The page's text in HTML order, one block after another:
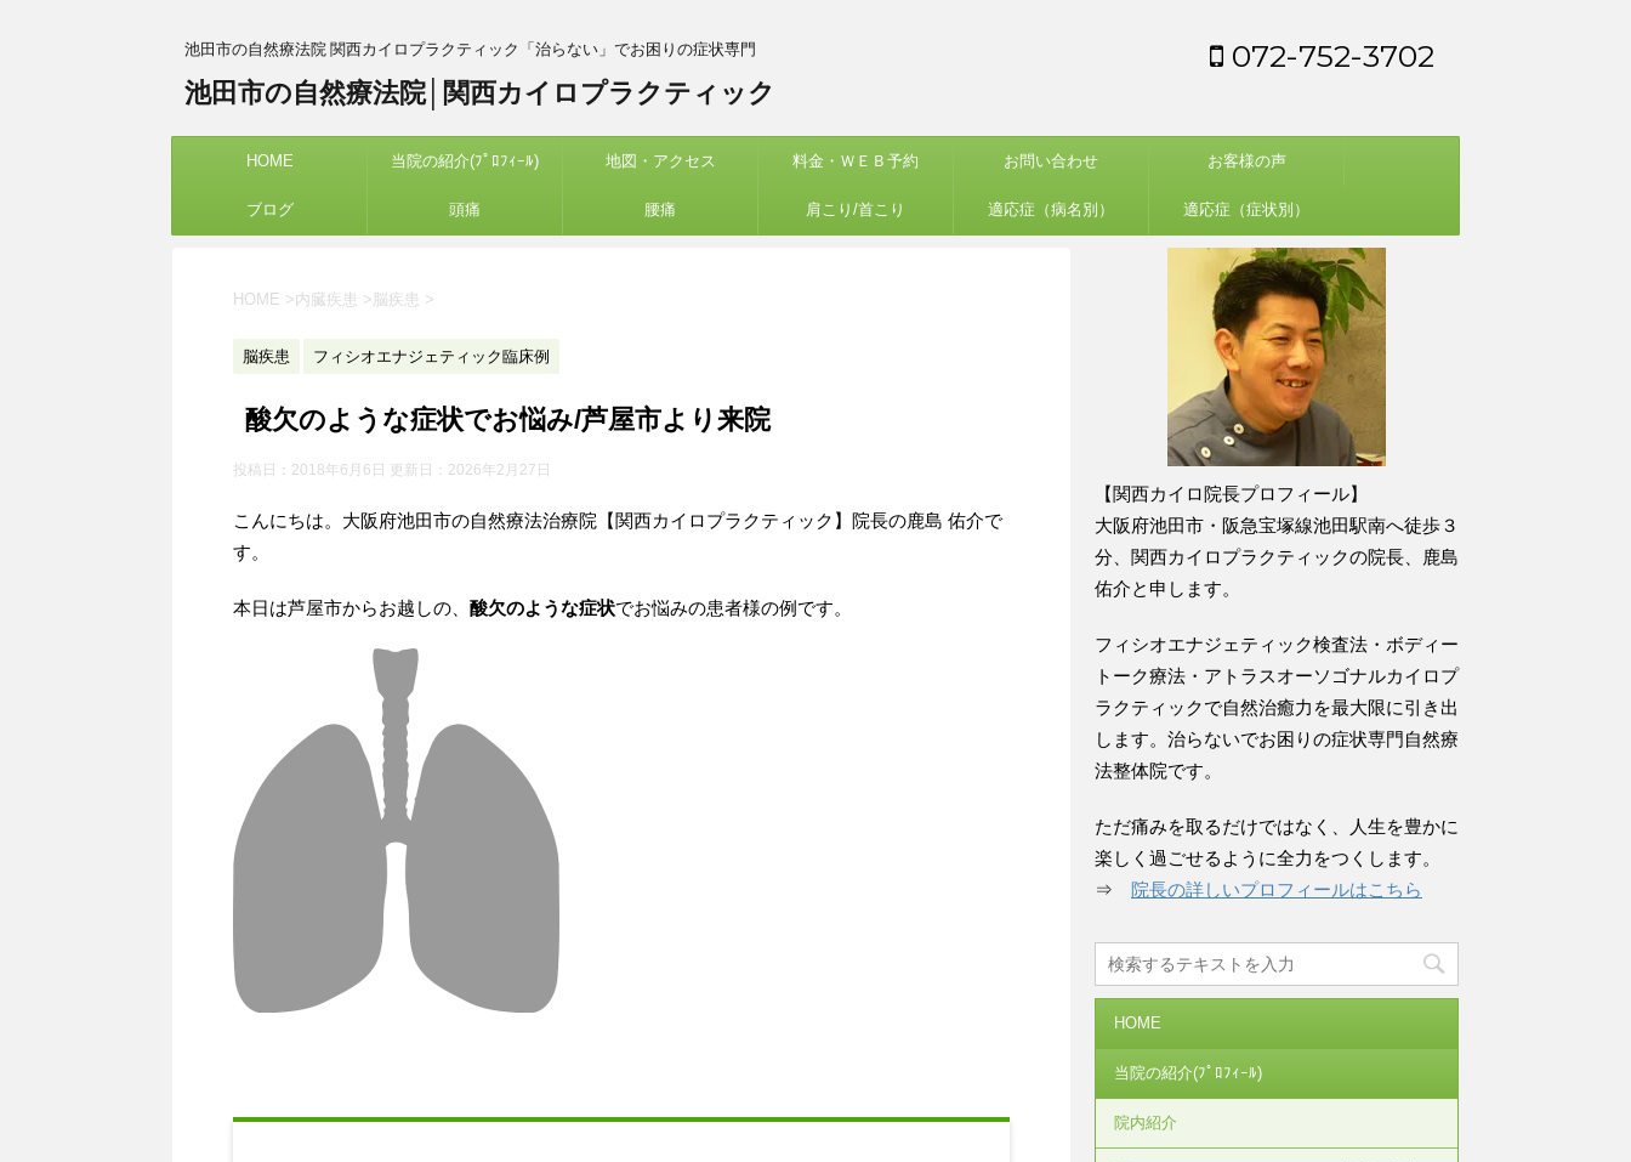
池田市の自然療法院 関西カイロプラクティック「治らない」でお困りの症状専門
池田市の自然療法院│関西カイロプラクティック
072-752-3702
HOME 当院の紹介(ﾌﾟﾛﾌｨｰﾙ) 地図・アクセス 料金・ＷＥＢ予約 お問い合わせ お客様の声
ブログ 頭痛 腰痛 肩こり/首こり 適応症（病名別） 適応症（症状別）
HOME >内臓疾患 > 脳疾患 >
脳疾患 フィシオエナジェティック臨床例
酸欠のような症状でお悩み/芦屋市より来院
投稿日：2018年6月6日 更新日： 2026年2月27日
こんにちは。大阪府池田市の自然療法治療院【関西カイロプラクティック】院長の鹿島 佑介で
す。
本日は芦屋市からお越しの、 酸欠のような症状でお悩みの患者様の例です。
【関西カイロ院長プロフィール】
大阪府池田市・阪急宝塚線池田駅南へ徒歩３
分、関西カイロプラクティックの院長、鹿島
佑介と申します。
フィシオエナジェティック検査法・ボディー
トーク療法・アトラスオーソゴナルカイロプ
ラクティックで自然治癒力を最大限に引き出
します。治らないでお困りの症状専門自然療
法整体院です。
ただ痛みを取るだけではなく、人生を豊かに
楽しく過ごせるように全力をつくします。
⇒ 院長の詳しいプロフィールはこちら
HOME
当院の紹介(ﾌﾟﾛﾌｨｰﾙ)
院内紹介